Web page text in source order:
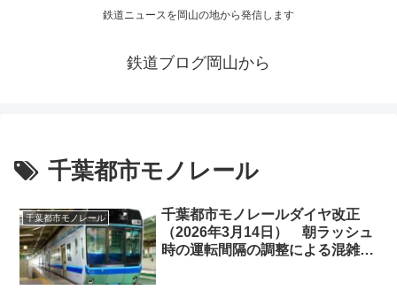
鉄道ニュースを岡山の地から発信します
鉄道ブログ岡山から
千葉都市モノレール
千葉都市モノレール
千葉都市モノレールダイヤ改正
（2026年3月14日） 朝ラッシュ
時の運転間隔の調整による混雑均